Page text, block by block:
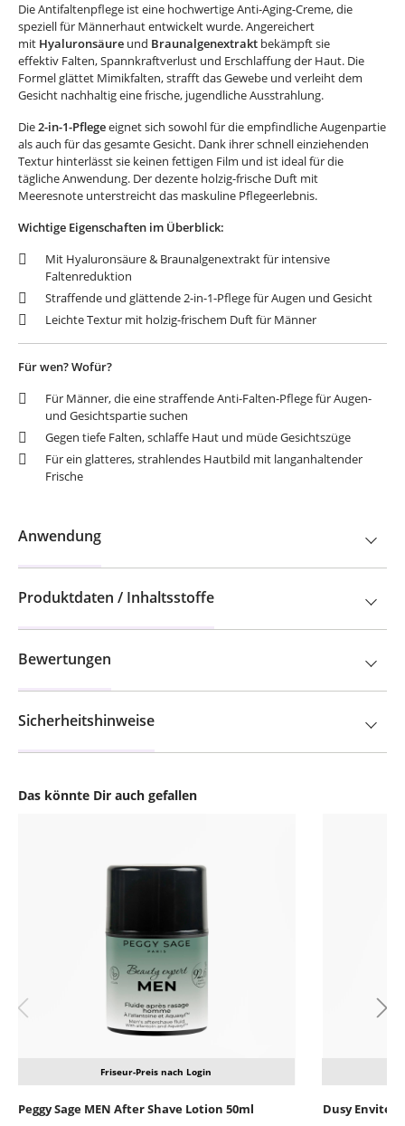
Das könnte Dir auch gefallen
Friseur-Preis nach Login
Peggy Sage MEN After Shave Lotion 50ml Dusy Envite
Die Antifaltenpflege ist eine hochwertige Anti-Aging-Creme, die
speziell für Männerhaut entwickelt wurde. Angereichert
mit Hyaluronsäure und Braunalgenextrakt bekämpft sie
effektiv Falten, Spannkraftverlust und Erschlaffung der Haut. Die
Formel glättet Mimikfalten, strafft das Gewebe und verleiht dem
Gesicht nachhaltig eine frische, jugendliche Ausstrahlung.
Die2-in-1-Pflegeeignet sich sowohl für die empfindliche Augenpartie
als auch für das gesamte Gesicht. Dank ihrer schnell einziehenden
Textur hinterlässt sie keinen fettigen Film und ist ideal für die
tägliche Anwendung. Der dezente holzig-frische Duft mit
Meeresnote unterstreicht das maskuline Pflegeerlebnis.
Wichtige Eigenschaften im Überblick:
Mit Hyaluronsäure & Braunalgenextrakt für intensive
Faltenreduktion
Straffende und glättende 2-in-1-Pflege für Augen und Gesicht
Leichte Textur mit holzig-frischem Duft für Männer
Für wen? Wofür?
Für Männer, die eine straffende Anti-Falten-Pflege für Augen-
und Gesichtspartie suchen
Gegen tiefe Falten, schlaffe Haut und müde Gesichtszüge
Für ein glatteres, strahlendes Hautbild mit langanhaltender
Frische
Anwendung
Produktdaten / Inhaltsstoffe
Bewertungen
Sicherheitshinweise